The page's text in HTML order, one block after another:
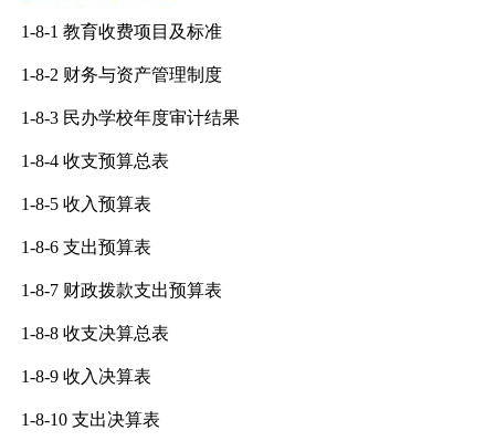
1-8-1 教育收费项目及标准
1-8-2 财务与资产管理制度
1-8-3 民办学校年度审计结果
1-8-4 收支预算总表
1-8-5 收入预算表
1-8-6 支出预算表
1-8-7 财政拨款支出预算表
1-8-8 收支决算总表
1-8-9 收入决算表
1-8-10 支出决算表